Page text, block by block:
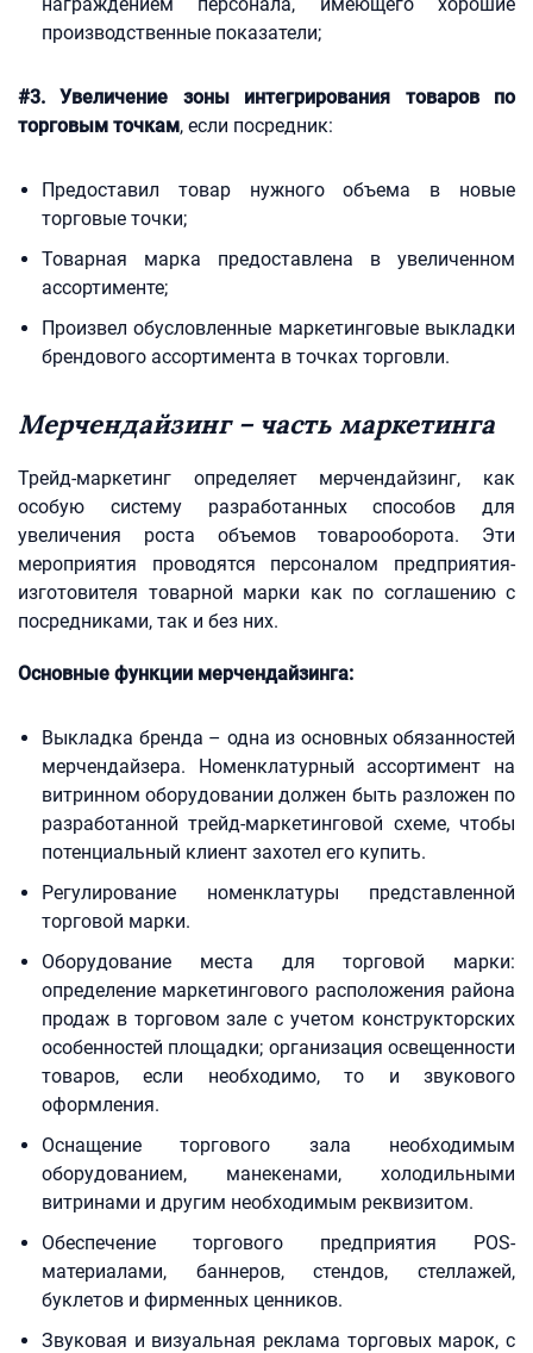
производственные показатели;
#3. Увеличение зоны интегрирования товаров по
торговым точкам, если посредник:
Предоставил товар нужного объема в новые
торговые точки;
Товарная марка предоставлена в увеличенном
ассортименте;
Произвел обусловленные маркетинговые выкладки
брендового ассортимента в точках торговли.
Мерчендайзинг – часть маркетинга
Трейд-маркетинг определяет мерчендайзинг, как
особую систему разработанных способов для
увеличения роста объемов товарооборота. Эти
мероприятия проводятся персоналом предприятия-
изготовителя товарной марки как по соглашению с
посредниками, так и без них.
Основные функции мерчендайзинга:
Выкладка бренда – одна из основных обязанностей
мерчендайзера. Номенклатурный ассортимент на
витринном оборудовании должен быть разложен по
разработанной трейд-маркетинговой схеме, чтобы
потенциальный клиент захотел его купить.
Регулирование номенклатуры представленной
торговой марки.
Оборудование места для торговой марки:
определение маркетингового расположения района
продаж в торговом зале с учетом конструкторских
особенностей площадки; организация освещенности
товаров, если необходимо, то и звукового
оформления.
Оснащение торгового зала необходимым
оборудованием, манекенами, холодильными
витринами и другим необходимым реквизитом.
Обеспечение торгового предприятия POS-
материалами, баннеров, стендов, стеллажей,
буклетов и фирменных ценников.
Звуковая и визуальная реклама торговых марок, с